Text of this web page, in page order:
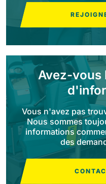
E65
650 mm
E75
760 mm
E83
830 mm
Avez-vous
Vous n'avez pas
Nous sommes
informations
des